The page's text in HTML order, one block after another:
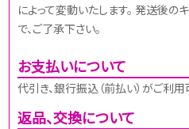
によって変動いたします。 発送後の
で、ご了承下さい。
お支払いについて
代引き、銀行振込（前払い）がご利用
返品、交換について